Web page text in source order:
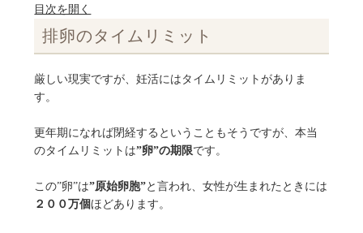
目次を開く
排卵のタイムリミット
厳しい現実ですが、妊活にはタイムリミットがありま
す。
更年期になれば閉経するということもそうですが、本当
のタイムリミットは”卵”の期限です。
この”卵”は”原始卵胞”と言われ、女性が生まれたときには
２００万個ほどあります。